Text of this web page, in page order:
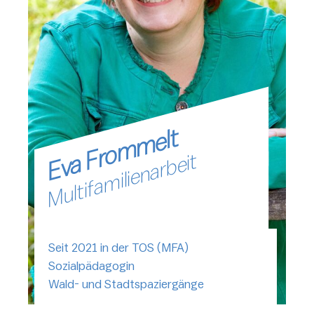
Eva Frommelt
Multifamilienarbeit
Seit 2021 in der TOS (MFA)
Sozialpädagogin
Wald- und Stadtspaziergänge